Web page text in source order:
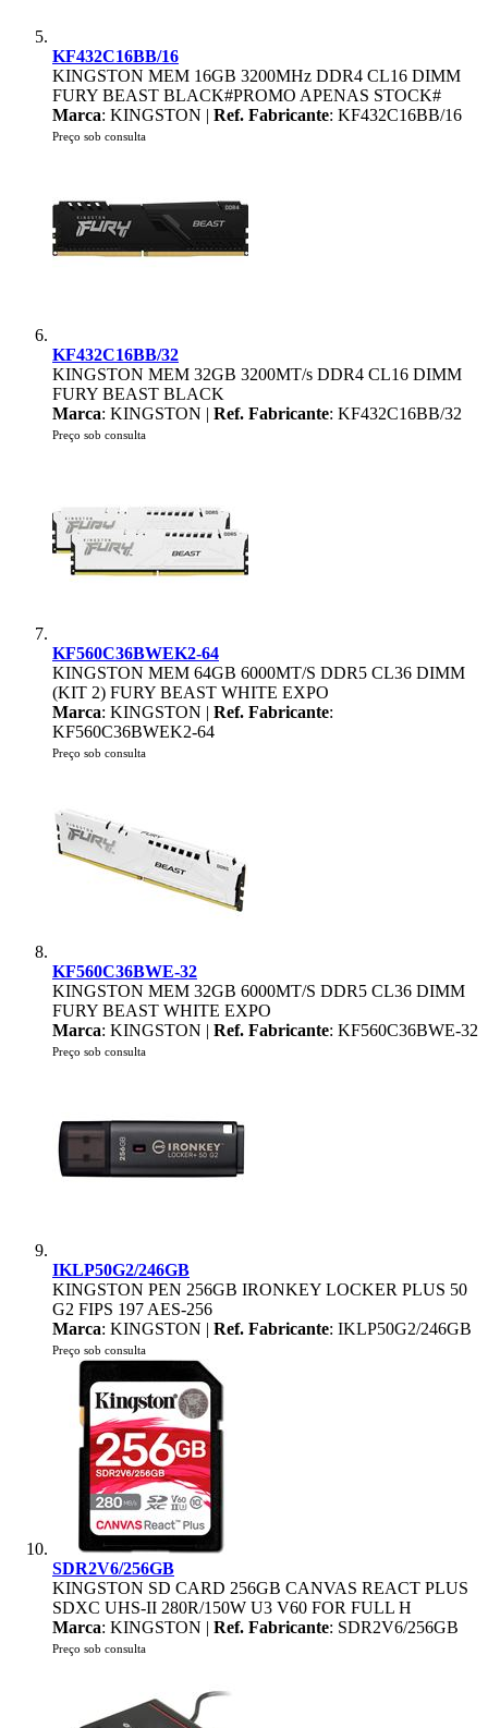
KF432C16BB/16
KINGSTON MEM 16GB 3200MHz DDR4 CL16 DIMM
FURY BEAST BLACK#PROMO APENAS STOCK#
Marca: KINGSTON | Ref. Fabricante: KF432C16BB/16
Preço sob consulta
KF432C16BB/32
KINGSTON MEM 32GB 3200MT/s DDR4 CL16 DIMM
FURY BEAST BLACK
Marca: KINGSTON | Ref. Fabricante: KF432C16BB/32
Preço sob consulta
KF560C36BWEK2-64
KINGSTON MEM 64GB 6000MT/S DDR5 CL36 DIMM
(KIT 2) FURY BEAST WHITE EXPO
Marca: KINGSTON | Ref. Fabricante:
KF560C36BWEK2-64
Preço sob consulta
KF560C36BWE-32
KINGSTON MEM 32GB 6000MT/S DDR5 CL36 DIMM
FURY BEAST WHITE EXPO
Marca: KINGSTON | Ref. Fabricante: KF560C36BWE-32
Preço sob consulta
IKLP50G2/246GB
KINGSTON PEN 256GB IRONKEY LOCKER PLUS 50
G2 FIPS 197 AES-256
Marca: KINGSTON | Ref. Fabricante: IKLP50G2/246GB
Preço sob consulta
SDR2V6/256GB
KINGSTON SD CARD 256GB CANVAS REACT PLUS
SDXC UHS-II 280R/150W U3 V60 FOR FULL H
Marca: KINGSTON | Ref. Fabricante: SDR2V6/256GB
Preço sob consulta